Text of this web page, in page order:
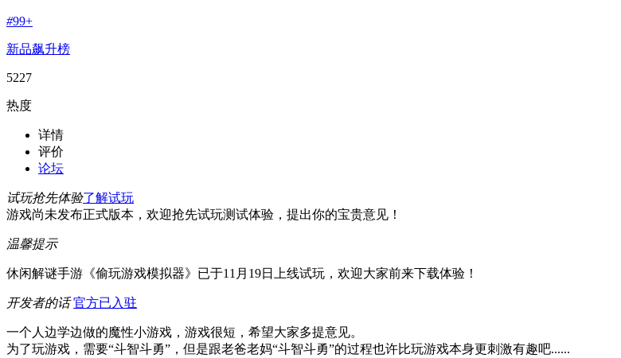
#99+
新品飙升榜
5227
热度
详情
评价
论坛
试玩抢先体验了解试玩
游戏尚未发布正式版本，欢迎抢先试玩测试体验，提出你的宝贵意见！
温馨提示
休闲解谜手游《偷玩游戏模拟器》已于11月19日上线试玩，欢迎大家前来下载体验！
开发者的话 官方已入驻
一个人边学边做的魔性小游戏，游戏很短，希望大家多提意见。
为了玩游戏，需要“斗智斗勇”，但是跟老爸老妈“斗智斗勇”的过程也许比玩游戏本身更刺激有趣吧......